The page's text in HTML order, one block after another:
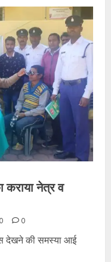
कराया नेत्र व
0
देखने की समस्या आई